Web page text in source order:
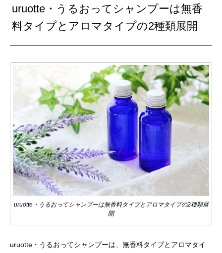
uruotte・うるおってシャンプーは無香
料タイプとアロマタイプの2種類展開
uruotte・うるおってシャンプーは無香料タイプとアロマタイプの2種類展
開
uruotte・うるおってシャンプーは、無香料タイプとアロマタイ